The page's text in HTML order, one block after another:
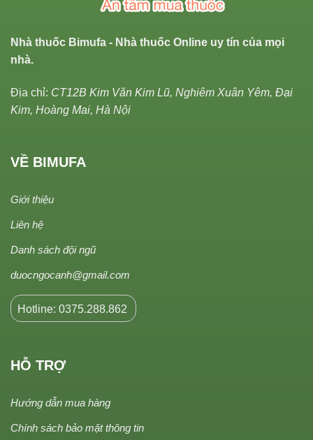
Nhà thuốc Bimufa - Nhà thuốc Online uy tín của mọi
nhà.
Địa chỉ: CT12B Kim Văn Kim Lũ, Nghiêm Xuân Yêm, Đại
Kim, Hoàng Mai, Hà Nội
VỀ BIMUFA
Giới thiệu
Liên hệ
Danh sách đội ngũ
duocngocanh@gmail.com
Hotline: 0375.288.862
HỖ TRỢ
Hướng dẫn mua hàng
Chính sách bảo mật thông tin